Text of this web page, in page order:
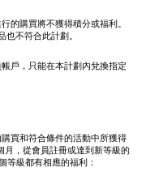
的購買將不獲得積分或福利。
不符合此計劃。
戶，只能在本計劃內兌換指定
買和符合條件的活動中所獲得
，從會員註冊或達到新等級的
等級都有相應的福利：